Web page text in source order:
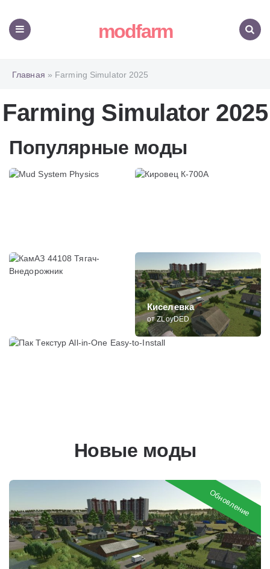
modfarm
Главная » Farming Simulator 2025
Farming Simulator 2025
Популярные моды
Киселевка
от ZLoyDED
Новые моды
Обновление